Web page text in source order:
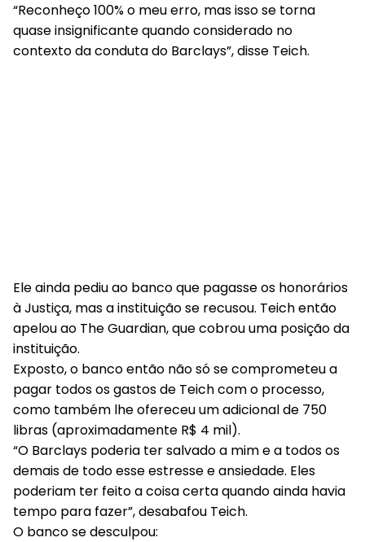
“Reconheço 100% o meu erro, mas isso se torna
quase insignificante quando considerado no
contexto da conduta do Barclays”, disse Teich.
Ele ainda pediu ao banco que pagasse os honorários
à Justiça, mas a instituição se recusou. Teich então
apelou ao The Guardian, que cobrou uma posição da
instituição.
Exposto, o banco então não só se comprometeu a
pagar todos os gastos de Teich com o processo,
como também lhe ofereceu um adicional de 750
libras (aproximadamente R$ 4 mil).
“O Barclays poderia ter salvado a mim e a todos os
demais de todo esse estresse e ansiedade. Eles
poderiam ter feito a coisa certa quando ainda havia
tempo para fazer”, desabafou Teich.
O banco se desculpou: